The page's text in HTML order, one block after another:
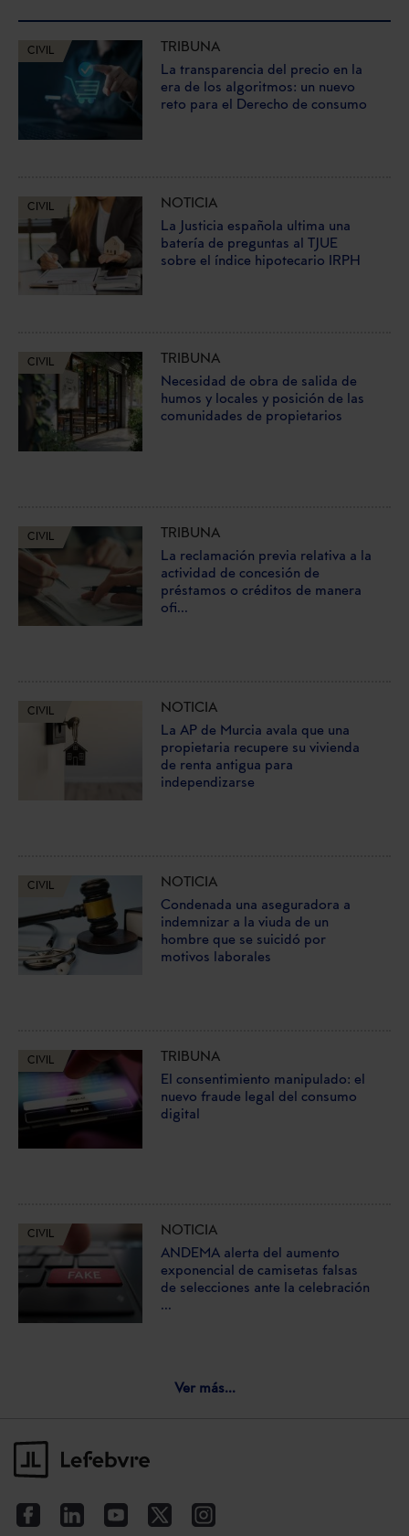
CIVIL
TRIBUNA
La transparencia del precio en la
era de los algoritmos: un nuevo
reto para el Derecho de consumo
CIVIL
NOTICIA
La Justicia española ultima una
batería de preguntas al TJUE
sobre el índice hipotecario IRPH
CIVIL
TRIBUNA
Necesidad de obra de salida de
humos y locales y posición de las
comunidades de propietarios
CIVIL
TRIBUNA
La reclamación previa relativa a la
actividad de concesión de
préstamos o créditos de manera
ofi...
CIVIL
NOTICIA
La AP de Murcia avala que una
propietaria recupere su vivienda
de renta antigua para
independizarse
CIVIL
NOTICIA
Condenada una aseguradora a
indemnizar a la viuda de un
hombre que se suicidó por
motivos laborales
CIVIL
TRIBUNA
El consentimiento manipulado: el
nuevo fraude legal del consumo
digital
CIVIL
NOTICIA
ANDEMA alerta del aumento
exponencial de camisetas falsas
de selecciones ante la celebración
...
Ver más...